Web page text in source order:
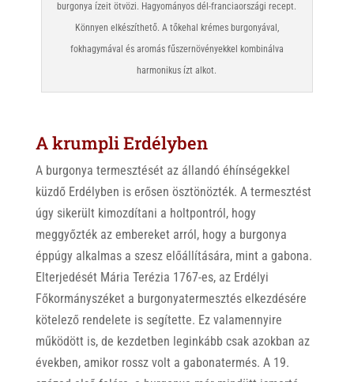
burgonya ízeit ötvözi. Hagyományos dél-franciaországi recept.
Könnyen elkészíthető. A tőkehal krémes burgonyával,
fokhagymával és aromás fűszernövényekkel kombinálva
harmonikus ízt alkot.
A krumpli Erdélyben
A burgonya termesztését az állandó éhínségekkel
küzdő Erdélyben is erősen ösztönözték. A termesztést
úgy sikerült kimozdítani a holtpontról, hogy
meggyőzték az embereket arról, hogy a burgonya
éppúgy alkalmas a szesz előállítására, mint a gabona.
Elterjedését Mária Terézia 1767-es, az Erdélyi
Főkormányszéket a burgonyatermesztés elkezdésére
kötelező rendelete is segítette. Ez valamennyire
működött is, de kezdetben leginkább csak azokban az
években, amikor rossz volt a gabonatermés. A 19.